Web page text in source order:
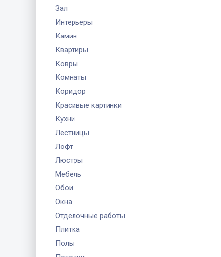
Зал
Интерьеры
Камин
Квартиры
Ковры
Комнаты
Коридор
Красивые картинки
Кухни
Лестницы
Лофт
Люстры
Мебель
Обои
Окна
Отделочные работы
Плитка
Полы